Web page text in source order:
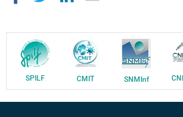
SPILF CMIT SNMInf